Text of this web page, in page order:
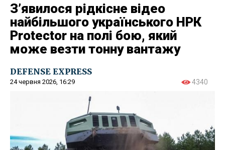
З’явилося рідкісне відео
найбільшого українського НРК
Protector на полі бою, який
може везти тонну вантажу
DEFENSE EXPRESS
24 червня 2026, 16:29 4340